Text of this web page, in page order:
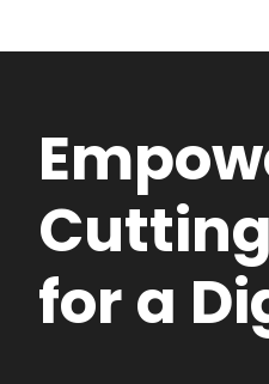
for a